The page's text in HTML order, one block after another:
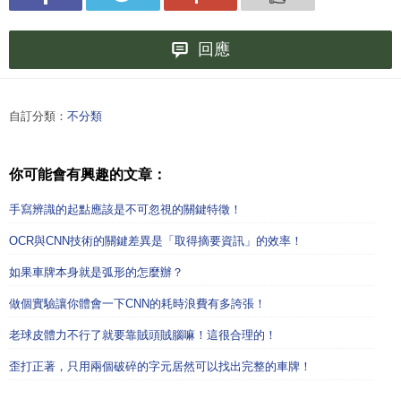
回應
自訂分類： 不分類
你可能會有興趣的文章：
手寫辨識的起點應該是不可忽視的關鍵特徵！
OCR與CNN技術的關鍵差異是「取得摘要資訊」的效率！
如果車牌本身就是弧形的怎麼辦？
做個實驗讓你體會一下CNN的耗時浪費有多誇張！
老球皮體力不行了就要靠賊頭賊腦嘛！這很合理的！
歪打正著，只用兩個破碎的字元居然可以找出完整的車牌！